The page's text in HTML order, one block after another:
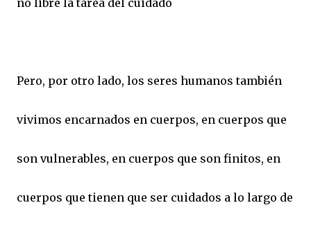
Pero, por otro lado, los seres humanos también
vivimos encarnados en cuerpos, en cuerpos que
son vulnerables, en cuerpos que son finitos, en
cuerpos que tienen que ser cuidados a lo largo de